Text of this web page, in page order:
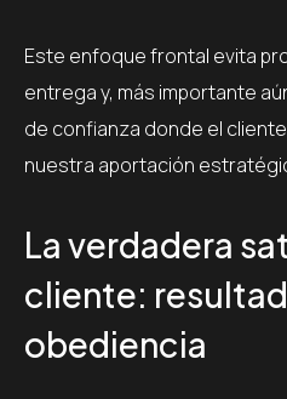
Este enfoque frontal evita
entrega y, más importante
de confianza donde el
nuestra aportación
La verdadera
cliente:
obediencia